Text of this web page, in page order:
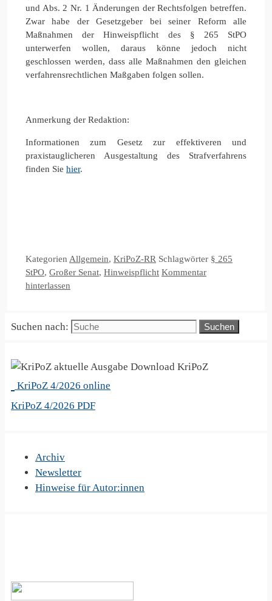
und Abs. 2 Nr. 1 Änderungen der Rechtsfolgen betreffen.
Zwar habe der Gesetzgeber bei seiner Reform alle
Maßnahmen der Hinweispflicht des § 265 StPO
unterwerfen wollen, daraus könne jedoch nicht
geschlossen werden, dass alle Maßnahmen den gleichen
verfahrensrechtlichen Maßgaben folgen sollen.
Anmerkung der Redaktion:
Informationen zum Gesetz zur effektiveren und
praxistauglicheren Ausgestaltung des Strafverfahrens
finden Sie hier.
Kategorien Allgemein, KriPoZ-RR Schlagwörter § 265
StPO, Großer Senat, Hinweispflicht Kommentar
hinterlassen
Suchen nach:
KriPoZ
KriPoZ 4/2026 online
KriPoZ 4/2026 PDF
Archiv
Newsletter
Hinweise für Autor:innen